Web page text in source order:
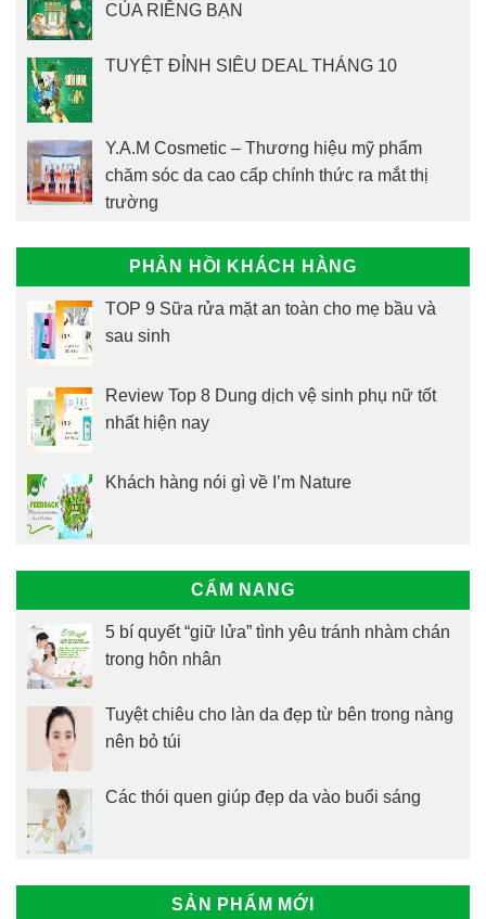
CỦA RIÊNG BẠN
TUYỆT ĐỈNH SIÊU DEAL THÁNG 10
Y.A.M Cosmetic – Thương hiệu mỹ phẩm
chăm sóc da cao cấp chính thức ra mắt thị
trường
PHẢN HỒI KHÁCH HÀNG
TOP 9 Sữa rửa mặt an toàn cho mẹ bầu và
sau sinh
Review Top 8 Dung dịch vệ sinh phụ nữ tốt
nhất hiện nay
Khách hàng nói gì về I’m Nature
CẨM NANG
5 bí quyết “giữ lửa” tình yêu tránh nhàm chán
trong hôn nhân
Tuyệt chiêu cho làn da đẹp từ bên trong nàng
nên bỏ túi
Các thói quen giúp đẹp da vào buổi sáng
SẢN PHẨM MỚI